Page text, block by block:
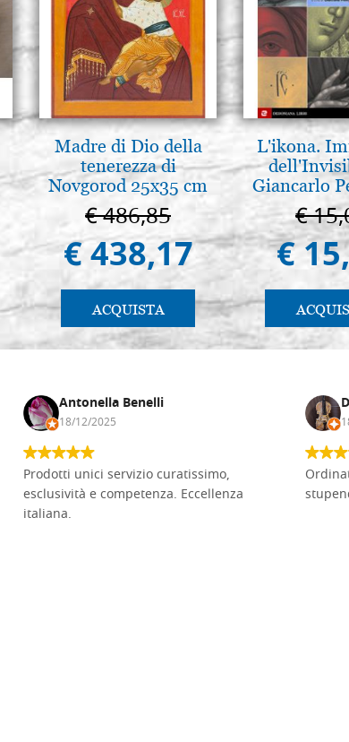
Madre di Dio della
tenerezza di
Novgorod 25x35 cm
€ 486,85
€ 438,17
ACQUISTA
L'ikona.
Giancarlo
€
€
Antonella Benelli
18/12/2025
Prodotti unici servizio curatissimo,
esclusività e competenza. Eccellenza
italiana.